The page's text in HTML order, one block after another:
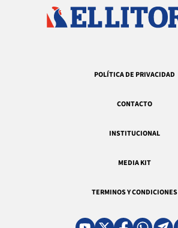
POLÍTICA DE PRIVACIDAD
CONTACTO
INSTITUCIONAL
MEDIA KIT
TERMINOS Y CONDICIONES